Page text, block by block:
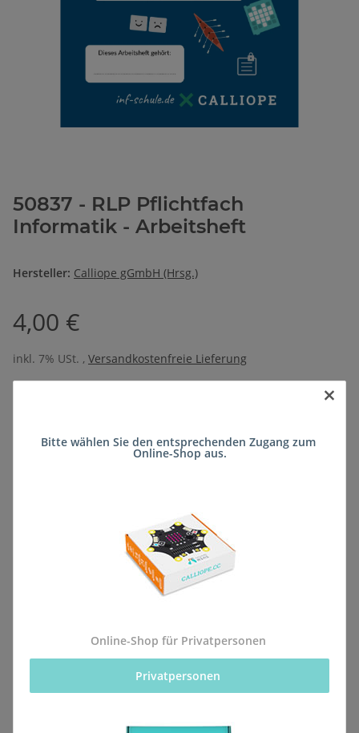
50837 - RLP Pflichtfach
Informatik - Arbeitsheft
Hersteller: Calliope gGmbH (Hrsg.)
4,00 €
inkl. 7% USt. , Versandkostenfreie Lieferung
Lieferzeit:ca. 5 Wochen(DE - kein
Beschreibung
Alle Bestellungen für dieses Produkt werden direkt an
die Schule (Lina-Hilger-Gymnasium Bad Kreuznach)
×
Bitte wählen Sie den entsprechenden Zugang zum
Online-Shop aus.
Online-Shop für Privatpersonen
Privatpersonen